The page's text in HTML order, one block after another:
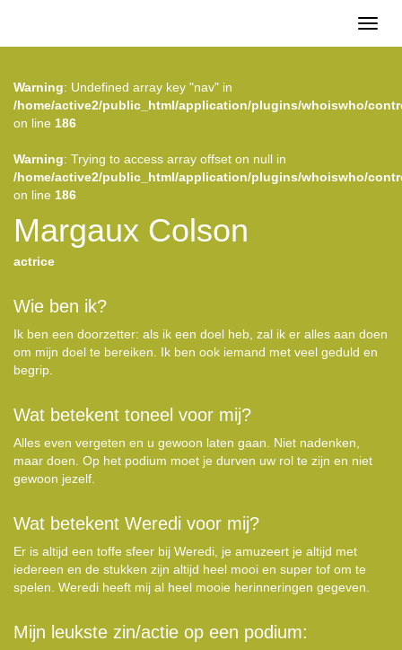
Warning: Undefined array key "nav" in
/home/active2/public_html/application/plugins/whoiswho/
on line 186
Warning: Trying to access array offset on null in
/home/active2/public_html/application/plugins/whoiswho/
on line 186
Margaux Colson
actrice
Wie ben ik?
Ik ben een doorzetter: als ik een doel heb, zal ik er alles aan doen
om mijn doel te bereiken. Ik ben ook iemand met veel geduld en
begrip.
Wat betekent toneel voor mij?
Alles even vergeten en u gewoon laten gaan. Niet nadenken,
maar doen. Op het podium moet je durven uw rol te zijn en niet
gewoon jezelf.
Wat betekent Weredi voor mij?
Er is altijd een toffe sfeer bij Weredi, je amuzeert je altijd met
iedereen en de stukken zijn altijd heel mooi en super tof om te
spelen. Weredi heeft mij al heel mooie herinneringen gegeven.
Mijn leukste zin/actie op een podium: